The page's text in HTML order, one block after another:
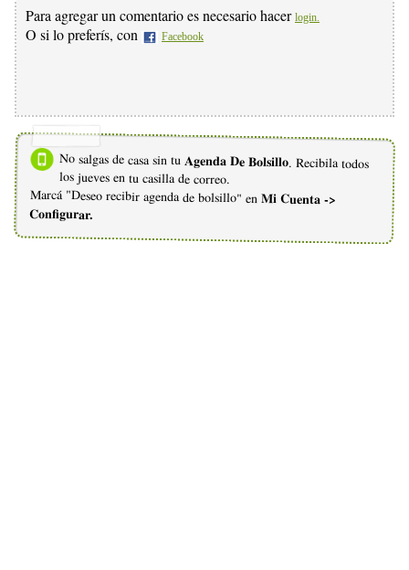
Para agregar un comentario es necesario hacer login.
O si lo preferís, con Facebook
No salgas de casa sin tu Agenda De Bolsillo. Recibila todos
los jueves en tu casilla de correo.
Marcá "Deseo recibir agenda de bolsillo" en Mi Cuenta ->
Configurar.